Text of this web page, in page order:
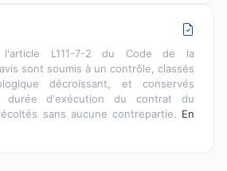
l'article L111-7-2 du Code de la
sont soumis à un contrôle, classés
décroissant, et conservés
durée d'exécution du contrat du
sans aucune contrepartie. En